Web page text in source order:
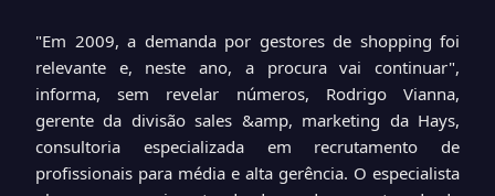
"Em 2009, a demanda por gestores de shopping foi
relevante e, neste ano, a procura vai continuar",
informa, sem revelar números, Rodrigo Vianna,
gerente da divisão sales &amp, marketing da Hays,
consultoria especializada em recrutamento de
profissionais para média e alta gerência. O especialista